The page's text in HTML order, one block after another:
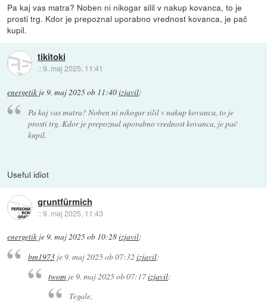
Pa kaj vas matra? Noben ni nikogar silil v nakup kovanca, to je
prosti trg. Kdor je prepoznal uporabno vrednost kovanca, je pač
kupil.
tikitoki
::9. maj 2025, 11:41
energetik je9. maj 2025 ob 11:40izjavil:
Pa kaj vas matra? Noben ni nikogar silil v nakup kovanca, to je
prosti trg. Kdor je prepoznal uporabno vrednost kovanca, je pač
kupil.
Useful idiot
gruntfürmich
::9. maj 2025, 11:43
energetik je9. maj 2025 ob 10:28izjavil:
bm1973je9. maj 2025 ob 07:32 izjavil:
twom je 9. maj 2025 ob 07:17izjavil:
Tegale,